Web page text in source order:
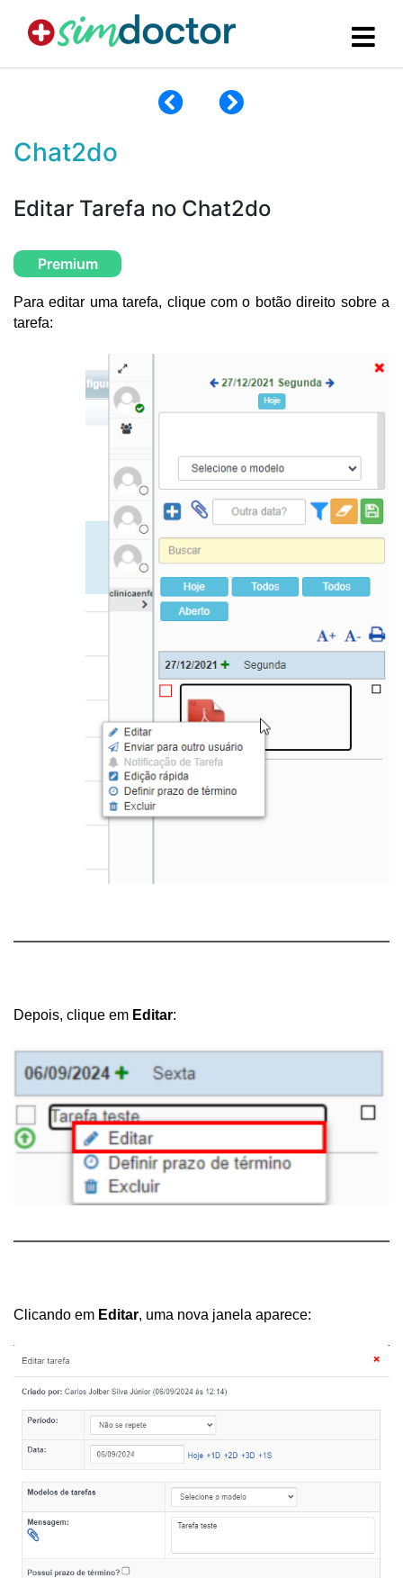
Chat2do
Editar Tarefa no Chat2do
Premium
Para editar uma tarefa, clique com o botão direito sobre a
tarefa:
Depois, clique em Editar:
Clicando em Editar, uma nova janela aparece: